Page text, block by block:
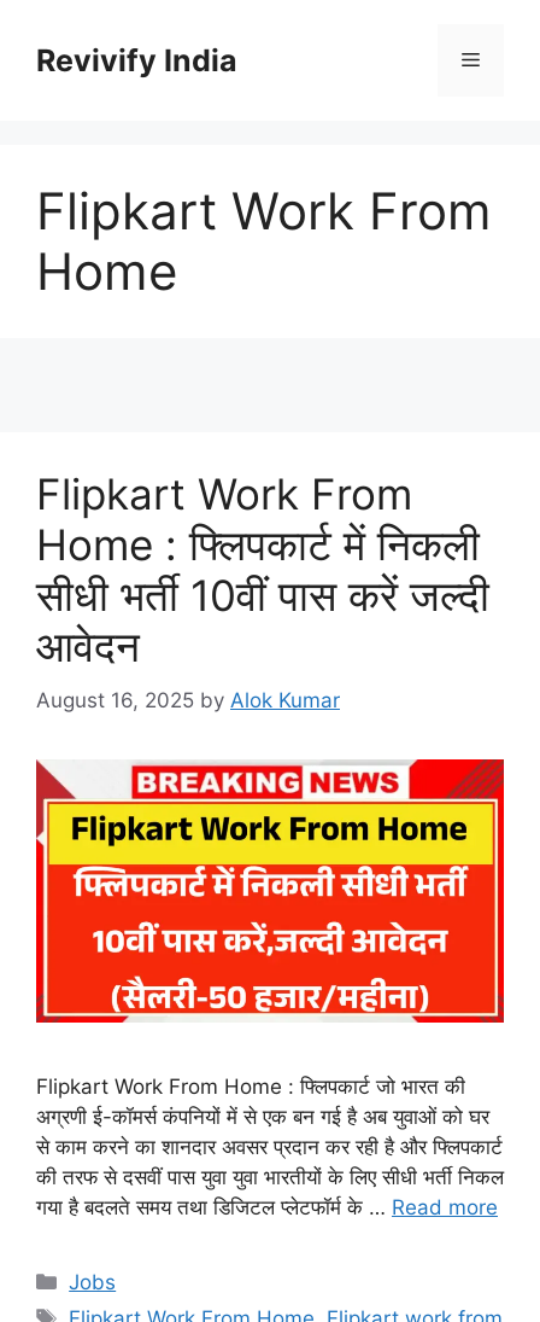
contentRevivify India Menu
Flipkart Work From
Home
Flipkart Work From
Home : फ्लिपकार्ट में निकली
सीधी भर्ती 10वीं पास करें जल्दी
आवेदन
August 16, 2025 by Alok Kumar
Flipkart Work From Home : फ्लिपकार्ट जो भारत की
अग्रणी ई-कॉमर्स कंपनियों में से एक बन गई है अब युवाओं को घर
से काम करने का शानदार अवसर प्रदान कर रही है और फ्लिपकार्ट
की तरफ से दसवीं पास युवा युवा भारतीयों के लिए सीधी भर्ती निकल
गया है बदलते समय तथा डिजिटल प्लेटफॉर्म के … Read more
Categories
Jobs
Tags